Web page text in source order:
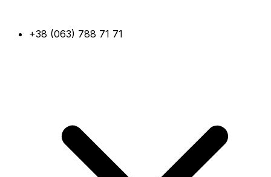
+38 (063) 788 71 71